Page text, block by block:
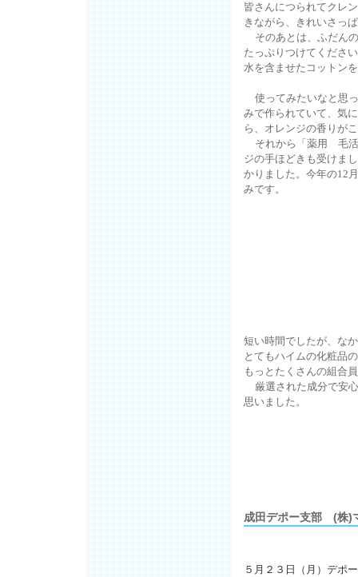
皆さんにつられてクレ
きながら、きれいさっ
そのあとは、ふだん
たっぷりつけてくださ
水を含ませたコットン
使ってみたいなと思
みで作られていて、気
ら、オレンジの香りが
それから「薬用 毛
ジの手ほどきも受けま
かりました。今年の12
みです。
短い時間でしたが、な
とてもハイムの化粧品
もっとたくさんの組合
厳選された成分で安
思いました。
成田デポー支部 (株)
５月２３日（月）デポ